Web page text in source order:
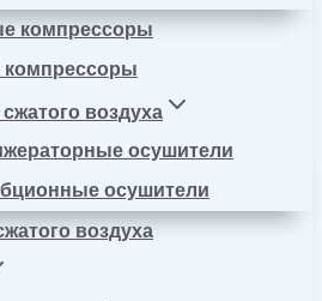
компрессоры
воздуха
осушители
осушители
воздуха